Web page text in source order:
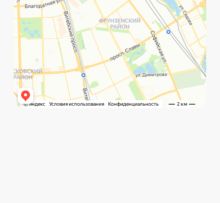
Главная ПозвонитьWhat`s app Контакты Услуги
Политика обработки данных
©️ Porsche 198. Все права защищены 2025
Разработка и маркетинг: Global Code